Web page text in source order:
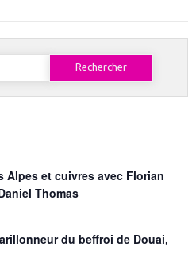
Alpes et cuivres avec Florian
Thomas
du beffroi de Douai,